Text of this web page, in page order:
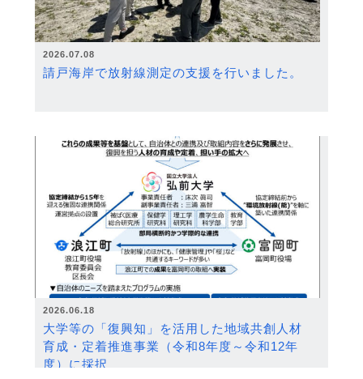
2026.07.08
請戸海岸で放射線測定の支援を行いました。
2026.06.18
大学等の「復興知」を活用した地域共創人材
育成・定着推進事業（令和8年度～令和12年
度）に採択